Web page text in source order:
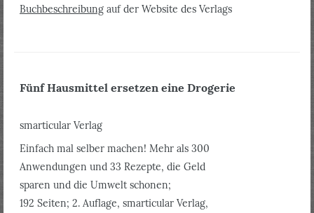
Buchbeschreibung auf der Website des Verlags
Fünf Hausmittel ersetzen eine Drogerie
smarticular Verlag
Einfach mal selber machen! Mehr als 300
Anwendungen und 33 Rezepte, die Geld
sparen und die Umwelt schonen;
192 Seiten; 2. Auflage, smarticular Verlag,